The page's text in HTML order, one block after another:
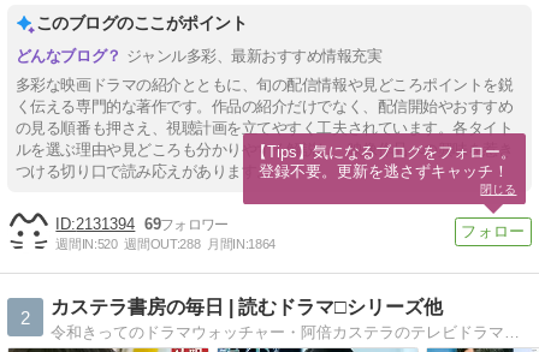
このブログのここがポイント
ジャンル多彩、最新おすすめ情報充実
多彩な映画ドラマの紹介とともに、旬の配信情報や見どころポイントを鋭
く伝える専門的な著作です。作品の紹介だけでなく、配信開始やおすすめ
の見る順番も押さえ、視聴計画を立てやすく工夫されています。各タイト
ルを選ぶ理由や見どころも分かりやすく解説し、映像作品への興味を惹き
つける切り口で読み応えがあります。
2131394 69
週間IN:520 週間OUT:288 月間IN:1864
2
カステラ書房の毎日 | 読むドラマ□シリーズ他
【Tips】気になるブログをフォロー。
登録不要。更新を逃さずキャッチ！
閉じる